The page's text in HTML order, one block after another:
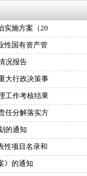
实施方案（20
性国有资产管
况报告
大行政决策事
工作考核结果
任分解落实方
的通知
性项目名录和
》的通知